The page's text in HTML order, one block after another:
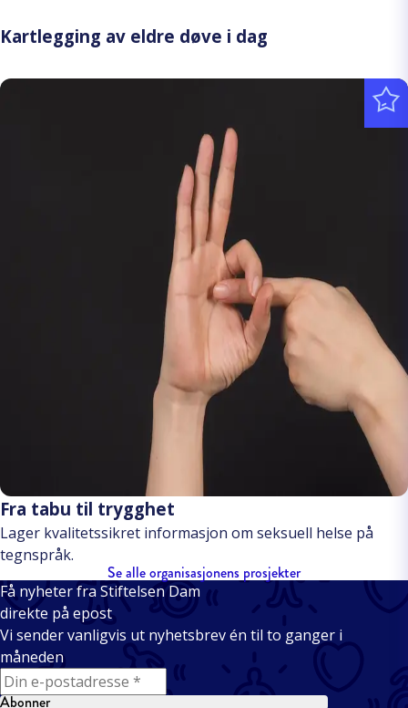
Kartlegging av eldre døve i dag
Fra tabu til trygghet
Lager kvalitetssikret informasjon om seksuell helse på
tegnspråk.
Se alle organisasjonens prosjekter
Få nyheter fra Stiftelsen Dam
direkte på epost
Vi sender vanligvis ut nyhetsbrev én til to ganger i
måneden
E-mail
Abonner